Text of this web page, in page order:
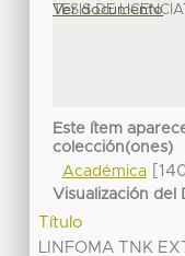
TESIS DE
Ver documento
Este ítem
colección(ones)
Académica
Visualización del
Título
LINFOMA TNK